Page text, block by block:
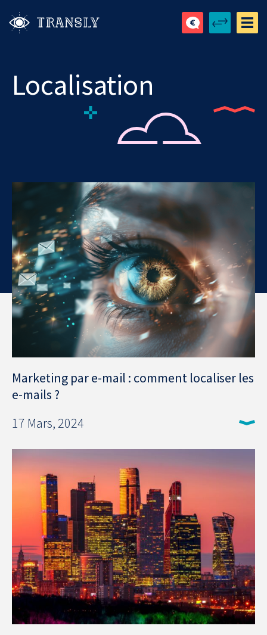
Localisation
Marketing par e-mail : comment localiser les
e-mails ?
17 Mars, 2024